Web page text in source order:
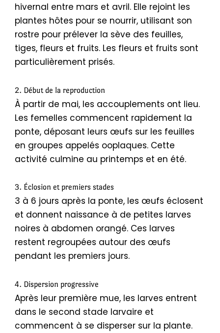
hivernal entre mars et avril. Elle rejoint les
plantes hôtes pour se nourrir, utilisant son
rostre pour prélever la sève des feuilles,
tiges, fleurs et fruits. Les fleurs et fruits sont
particulièrement prisés.
2. Début de la reproduction
À partir de mai, les accouplements ont lieu.
Les femelles commencent rapidement la
ponte, déposant leurs œufs sur les feuilles
en groupes appelés ooplaques. Cette
activité culmine au printemps et en été.
3. Éclosion et premiers stades
3 à 6 jours après la ponte, les œufs éclosent
et donnent naissance à de petites larves
noires à abdomen orangé. Ces larves
restent regroupées autour des œufs
pendant les premiers jours.
4. Dispersion progressive
Après leur première mue, les larves entrent
dans le second stade larvaire et
commencent à se disperser sur la plante.